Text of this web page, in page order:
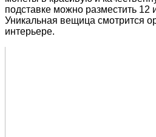
подставке можно разместить 12
Уникальная вещица смотрится
интерьере.